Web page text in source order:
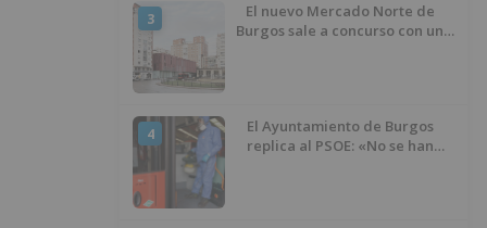
3
El nuevo Mercado Norte de
Burgos sale a concurso con un
4
El Ayuntamiento de Burgos
replica al PSOE: «No se han